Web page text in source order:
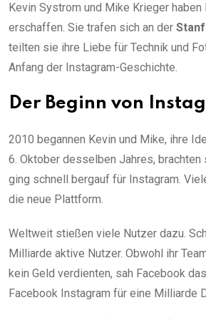
Kevin Systrom und Mike Krieger haben
erschaffen. Sie trafen sich an der
teilten sie ihre Liebe für Technik und
Anfang der Instagram-Geschichte.
Der Beginn von
2010 begannen Kevin und Mike, ihre
6. Oktober desselben Jahres, brachten
ging schnell bergauf für Instagram.
die neue Plattform.
Weltweit stießen viele Nutzer dazu.
Milliarde aktive Nutzer. Obwohl ihr
kein Geld verdienten, sah Facebook
Facebook Instagram für eine Milliarde